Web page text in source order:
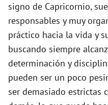
signo de Capricornio,
responsables y muy
práctico hacia la vida y
buscando siempre
determinación y
pueden ser un poco
ser demasiado estrictas